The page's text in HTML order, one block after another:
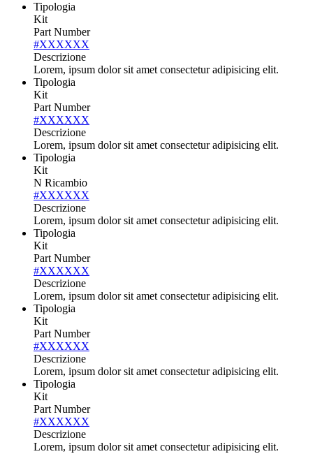
Tipologia
Kit
Part Number
#XXXXXX
Descrizione
Lorem, ipsum dolor sit amet consectetur adipisicing elit.
Tipologia
Kit
Part Number
#XXXXXX
Descrizione
Lorem, ipsum dolor sit amet consectetur adipisicing elit.
Tipologia
Kit
N Ricambio
#XXXXXX
Descrizione
Lorem, ipsum dolor sit amet consectetur adipisicing elit.
Tipologia
Kit
Part Number
#XXXXXX
Descrizione
Lorem, ipsum dolor sit amet consectetur adipisicing elit.
Tipologia
Kit
Part Number
#XXXXXX
Descrizione
Lorem, ipsum dolor sit amet consectetur adipisicing elit.
Tipologia
Kit
Part Number
#XXXXXX
Descrizione
Lorem, ipsum dolor sit amet consectetur adipisicing elit.